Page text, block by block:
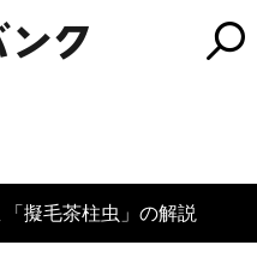
「擬毛茶柱虫」の解説